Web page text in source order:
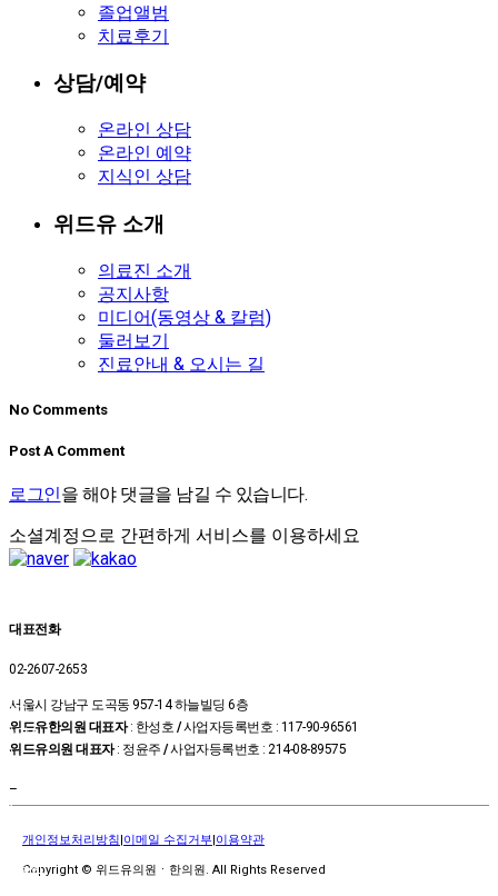
졸업앨범
치료후기
상담/예약
온라인 상담
온라인 예약
지식인 상담
위드유 소개
의료진 소개
공지사항
미디어(동영상 & 칼럼)
둘러보기
진료안내 & 오시는 길
No Comments
Post A Comment
로그인을 해야 댓글을 남길 수 있습니다.
소셜계정으로 간편하게 서비스를 이용하세요
대표전화
02-2607-2653
서울시 강남구 도곡동 957-14 하늘빌딩 6층
위드유한의원 대표자: 한성호 /사업자등록번호 : 117-90-96561
위드유의원 대표자: 정윤주 /사업자등록번호 : 214-08-89575
–
개인정보처리방침 이메일 수집거부 이용약관
Copyright © 위드유의원ㆍ한의원. All Rights Reserved
예약
상담신
청
진료시